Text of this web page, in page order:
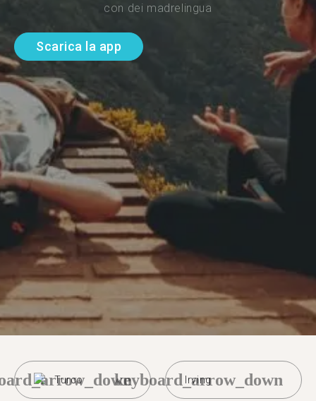
con dei madrelingua
Scarica la app
Turco Irving
keyboard_arrow_down